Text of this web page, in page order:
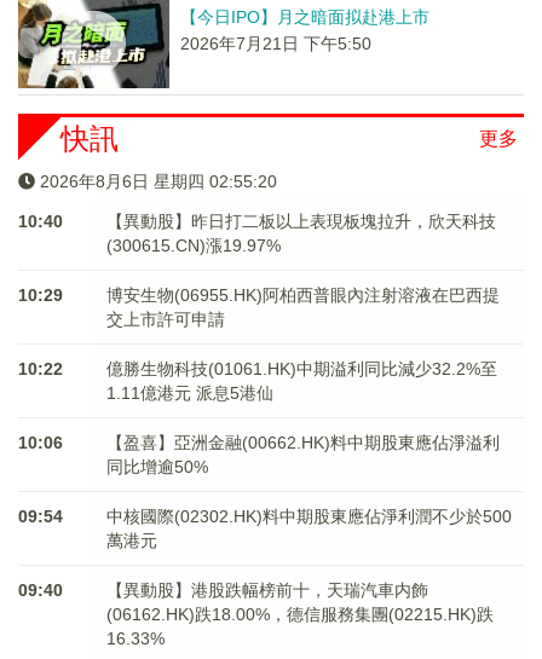
【今日IPO】月之暗面拟赴港上市
2026年7月21日 下午5:50
更多
快訊
2026年8月6日 星期四 02:55:21
10:40
【異動股】昨日打二板以上表現板塊拉升，欣天科技
(300615.CN)漲19.97%
10:29
博安生物(06955.HK)阿柏西普眼內注射溶液在巴西提
交上市許可申請
10:22
億勝生物科技(01061.HK)中期溢利同比減少32.2%至
1.11億港元 派息5港仙
10:06
【盈喜】亞洲金融(00662.HK)料中期股東應佔淨溢利
同比增逾50%
09:54
中核國際(02302.HK)料中期股東應佔淨利潤不少於500
萬港元
09:40
【異動股】港股跌幅榜前十，天瑞汽車内飾
(06162.HK)跌18.00%，德信服務集團(02215.HK)跌
16.33%